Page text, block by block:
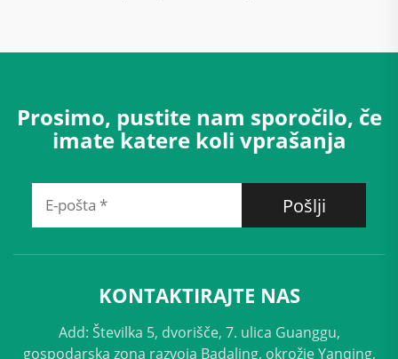
Prosimo, pustite nam sporočilo, če
imate katere koli vprašanja
Pošlji
KONTAKTIRAJTE NAS
Add: Številka 5, dvorišče, 7. ulica Guanggu,
gospodarska zona razvoja Badaling, okrožje Yanqing,